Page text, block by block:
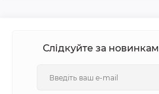
Слідкуйте за